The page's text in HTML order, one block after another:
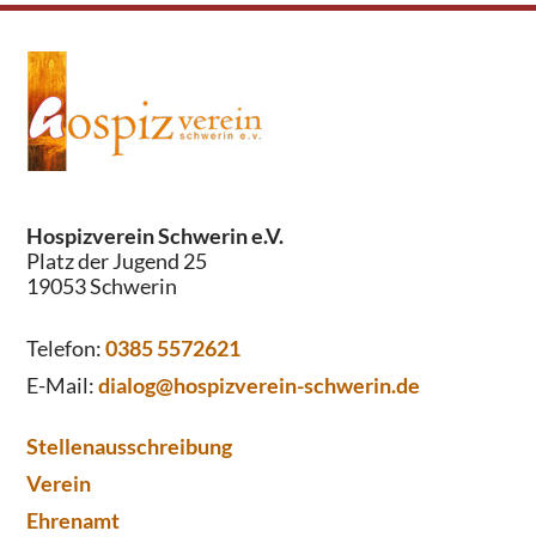
Hospizverein Schwerin e.V.
Platz der Jugend 25
19053 Schwerin
Telefon:0385 5572621
E-Mail:dialog@hospizverein-schwerin.de
Stellenausschreibung
Verein
Ehrenamt